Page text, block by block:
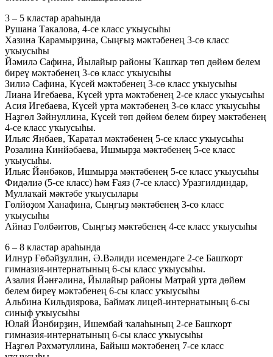
3 – 5 кластар араһында
Рушана Такалова, 4-се класс уҡыусыһы
Хазина Ҡарамырҙина, Сыңғыҙ мәктәбенең 3-сө класс
уҡыусыһы
Йәмилә Сафина, Йылайыр районы Ҡашҡар төп дөйөм белем
биреү мәктәбенең 3-сө класс уҡыусыһы
Зилиә Сафина, Күсей мәктәбенең 3-сө класс уҡыусыһы
Лиана Игебаева, Күсей урта мәктәбенең 2-се класс уҡыусыһы
Асия Игебаева, Күсей урта мәктәбенең 3-сө класс уҡыусыһы
Наҙгөл Зәйнуллина, Күсей төп дөйөм белем биреү мәктәбенең
4-се класс уҡыусыһы.
Ильяс Янбаев, Ҡаратал мәктәбенең 5-се класс уҡыусыһы
Розалина Кинйәбаева, Ишмырҙа мәктәбенең 5-се класс
уҡыусыһы.
Ильяс Йәнбәков, Ишмырҙа мәктәбенең 5-се класс уҡыусыһы
Фидәлиә (5-се класс) һәм Ғаяз (7-се класс) Уразгилдиндар,
Муллаҡай мәктәбе уҡыусылары
Гөлйөҙөм Ханафина, Сыңғыҙ мәктәбенең 3-сө класс
уҡыусыһы
Айназ Гөлбәитов, Сыңғыҙ мәктәбенең 4-се класс уҡыусыһы
6 – 8 кластар араһында
Илнур Ғөбәйҙуллин, Ә.Вәлиди исемендәге 2-се Башҡорт
гимназия-интернатының 6-сы класс уҡыусыһы.
Азалия Йәнғәлина, Йылайыр районы Матрай урта дөйөм
белем биреү мәктәбенең 6-сы класс уҡыусыһы
Альбина Кильдиярова, Баймаҡ лицей-интернатының 6-сы
синыф уҡыусыһы
Юлай Йәнбирҙин, Ишембай ҡалаһының 2-се Башҡорт
гимназия-интернатының 6-сы класс уҡыусыһы
Наҙгөл Рәхмәтуллина, Байыш мәктәбенең 7-се класс